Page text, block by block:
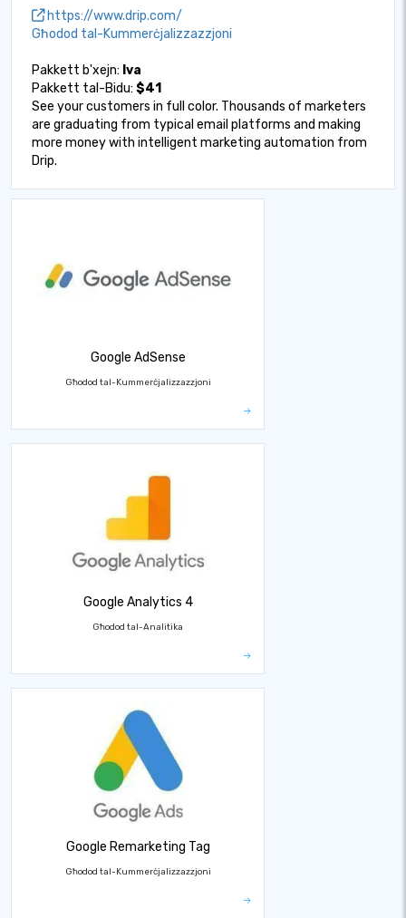
https://www.drip.com/
Għodod tal-Kummerċjalizzazzjoni
Pakkett b'xejn: Iva
Pakkett tal-Bidu: $41
See your customers in full color. Thousands of marketers
are graduating from typical email platforms and making
more money with intelligent marketing automation from
Drip.
Google AdSense
Għodod tal-Kummerċjalizzazzjoni
Google Analytics 4
Għodod tal-Analitika
Google Remarketing Tag
Għodod tal-Kummerċjalizzazzjoni